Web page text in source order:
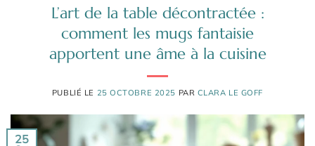
L’art de la table décontractée :
comment les mugs fantaisie
apportent une âme à la cuisine
PUBLIÉ LE 25 OCTOBRE 2025 PAR CLARA LE GOFF
25